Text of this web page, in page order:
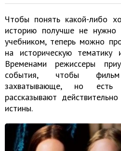
Чтобы понять какой-либо
историю получше не нужно
учебником, теперь можно
на историческую
Временами режиссеры
события, чтобы
захватывающе, но есть
рассказывают
истины.